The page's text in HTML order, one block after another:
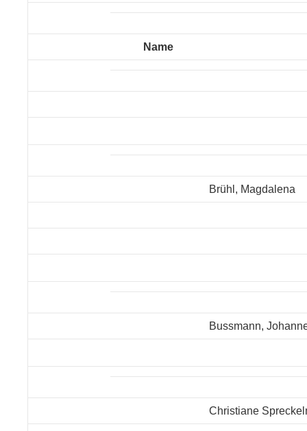
Name
Brühl, Magdalena
Bussmann,
Christiane